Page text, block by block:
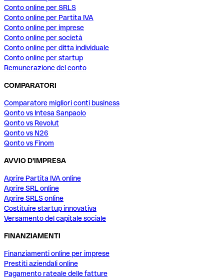
Conto online per SRLS
Conto online per Partita IVA
Conto online per imprese
Conto online per società
Conto online per ditta individuale
Conto online per startup
Remunerazione del conto
COMPARATORI
Comparatore migliori conti business
Qonto vs Intesa Sanpaolo
Qonto vs Revolut
Qonto vs N26
Qonto vs Finom
AVVIO D'IMPRESA
Aprire Partita IVA online
Aprire SRL online
Aprire SRLS online
Costituire startup innovativa
Versamento del capitale sociale
FINANZIAMENTI
Finanziamenti online per imprese
Prestiti aziendali online
Pagamento rateale delle fatture